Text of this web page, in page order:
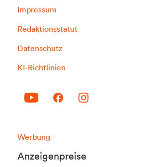
Impressum
Redaktionsstatut
Datenschutz
KI-Richtlinien
Werbung
Anzeigenpreise